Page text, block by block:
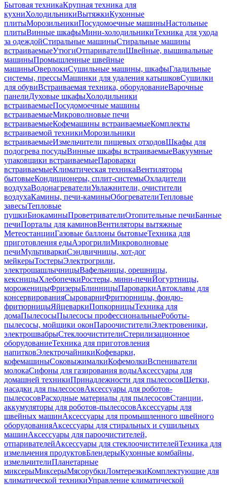
Бытовая техникаКрупная техника для
кухниХолодильникиВытяжкиКухонные
плитыМорозильникиПосудомоечные машиныНастольные
плитыВинные шкафыМини-холодильникиТехника для ухода
за одеждойСтиральные машиныСтиральные машины
встраиваемыеУтюгиОтпаривателиШвейные, вышивальные
машиныПромышленные швейные
машиныОверлокиСушильные машины, шкафыГладильные
системы, прессыМашинки для удаления катышковСушилки
для обувиВстраиваемая техника, оборудованиеВарочные
панелиДуховые шкафыХолодильники
встраиваемыеПосудомоечные машины
встраиваемыеМикроволновые печи
встраиваемыеКофемашины встраиваемыеКомплекты
встраиваемой техникиМорозильники
встраиваемыеИзмельчители пищевых отходовШкафы для
подогрева посудыВинные шкафы встраиваемыеВакуумные
упаковщики встраиваемыеПароварки
встраиваемыеКлиматическая техникаВентиляторы
бытовыеКондиционеры, сплит-системыОхладители
воздухаВодонагревателиУвлажнители, очистители
воздухаКамины, печи-каминыОбогревателиТепловые
завесыТепловые
пушкиБиокаминыПроветривателиОтопительные печиБанные
печиПорталы для каминовВентиляторы вытяжные
МетеостанцииГазовые баллоны бытовыеТехника для
приготовления едыАэрогрилиМикроволновые
печиМультиваркиСэндвичницы, хот-дог
мейкерыТостерыЭлектрогрили,
электрошашлычницыВафельницы, орешницы,
кексницыХлебопечкиРостеры, мини-печиЙогуртницы,
мороженицыФризерыБлинницыПароваркиАвтоклавы для
консервированияСыроварниФритюрницы, фондю-
фритюрницыЯйцеваркиПопкорницыТехника для
домаПылесосыПылесосы профессиональныеРоботы-
пылесосы, мойщики оконПароочистителиЭлектровеники,
электрошвабрыСтеклоочистителиСтерилизационное
оборудованиеТехника для приготовления
напитковЭлектрочайникиКофеварки,
кофемашиныСоковыжималкиКофемолкиВспениватели
молокаСифоны для газирования водыАксессуары для
домашней техникиПринадлежности для пылесосовЩетки,
насадки для пылесосовАксессуары для роботов-
пылесосовРасходные материалы для пылесосовСтанции,
аккумуляторы для роботов-пылесосовАксессуары для
швейных машинАксессуары для промышленного швейного
оборудованияАксессуары для стиральных и сушильных
машинАксессуары для пароочистителей,
отпаривателейАксессуары для стеклоочистителейТехника для
измельчения продуктовБлендерыКухонные комбайны,
измельчителиПланетарные
миксерыМиксерыМясорубкиЛомтерезкиКомплектующие для
климатической техникиУправление климатической